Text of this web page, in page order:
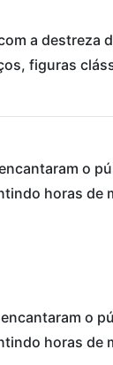
a destreza
figuras
o
horas de
o
horas de